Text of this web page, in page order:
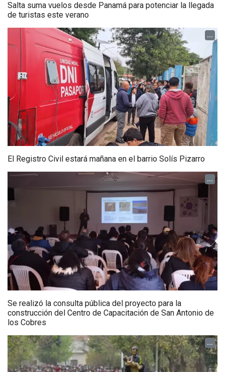
Salta suma vuelos desde Panamá para potenciar la llegada
de turistas este verano
...
El Registro Civil estará mañana en el barrio Solís Pizarro
...
Se realizó la consulta pública del proyecto para la
construcción del Centro de Capacitación de San Antonio de
los Cobres
...